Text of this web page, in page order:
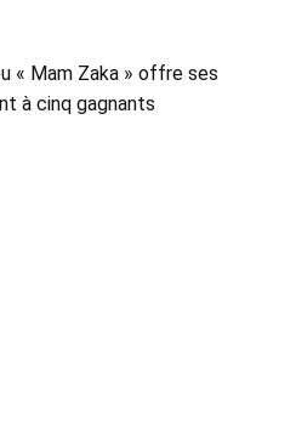
« Mam Zaka » offre ses
à cinq gagnants